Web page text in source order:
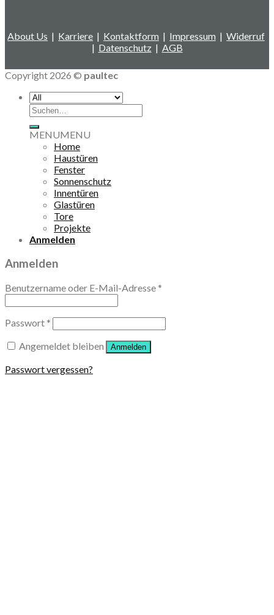
About Us | Karriere | Kontaktform | Impressum | Widerruf
| Datenschutz| AGB
Copyright 2026 © paultec
Suche
nach:
MENUMENU
Home
Haustüren
Fenster
Sonnenschutz
Innentüren
Glastüren
Tore
Projekte
Anmelden
Anmelden
Benutzername oder E-Mail-Adresse *
Passwort *
Angemeldet bleiben
Anmelden
Passwort vergessen?